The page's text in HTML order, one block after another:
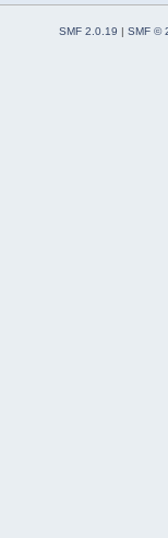
SMF 2.0.19 | SMF ©